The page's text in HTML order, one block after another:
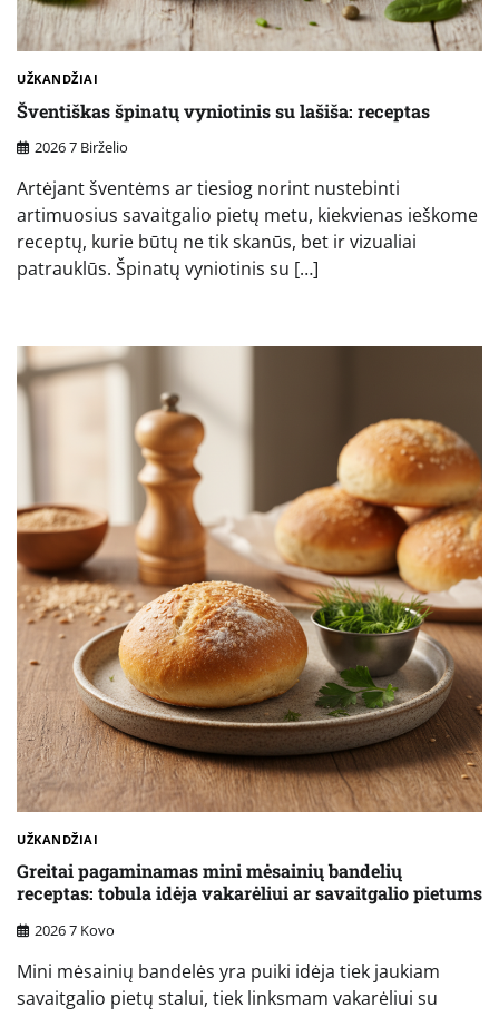
UŽKANDŽIAI
Šventiškas špinatų vyniotinis su lašiša: receptas
2026 7 Birželio
Artėjant šventėms ar tiesiog norint nustebinti
artimuosius savaitgalio pietų metu, kiekvienas ieškome
receptų, kurie būtų ne tik skanūs, bet ir vizualiai
patrauklūs. Špinatų vyniotinis su […]
UŽKANDŽIAI
Greitai pagaminamas mini mėsainių bandelių
receptas: tobula idėja vakarėliui ar savaitgalio pietums
2026 7 Kovo
Mini mėsainių bandelės yra puiki idėja tiek jaukiam
savaitgalio pietų stalui, tiek linksmam vakarėliui su